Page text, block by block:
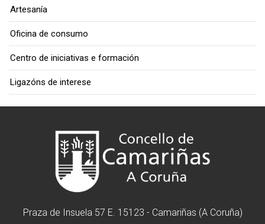
Artesanía
Oficina de consumo
Centro de iniciativas e formación
Ligazóns de interese
Praza de Insuela 57 E. 15123 - Camariñas (A Coruña)